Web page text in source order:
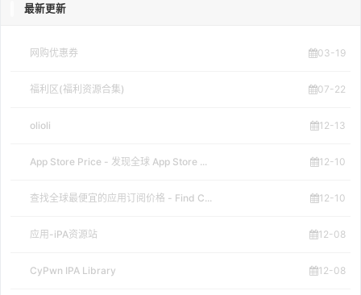
最新更新
网购优惠券 03-19
福利区(福利资源合集) 07-22
olioli 12-13
App Store Price - 发现全球 App Store ... 12-10
查找全球最便宜的应用订阅价格 - Find C... 12-10
应用-iPA资源站 12-08
CyPwn IPA Library 12-08